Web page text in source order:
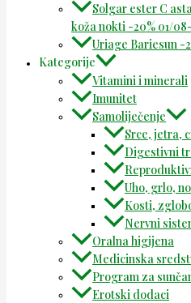
Solgar ester C
koža nokti -20% 01/
Uriage Bariesun -
Kategorije
Vitamini i minerali
Imunitet
Samoliječenje
Srce, jetra,
Digestivni
Uho, grlo,
Kosti,
Nervni
Oralna higijena
Medicinska
Program za
Erotski dodaci